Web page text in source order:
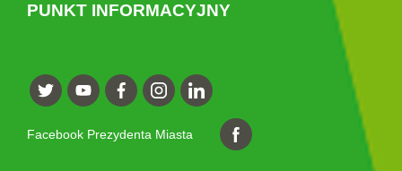
PUNKT INFORMACYJNY
Facebook Prezydenta Miasta